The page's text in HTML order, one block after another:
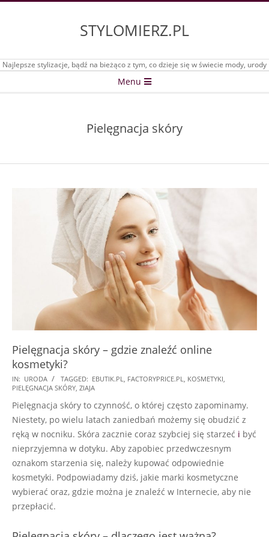
STYLOMIERZ.PL
Najlepsze stylizacje, bądź na bieżąco z tym, co dzieje się w świecie mody, urody
Menu
Pielęgnacja skóry
Pielęgnacja skóry – gdzie znaleźć online
kosmetyki?
2018-
09-
19
IN: URODA TAGGED: EBUTIK.PL FACTORYPRICE.PL KOSMETYKI
PIELĘGNACJA SKÓRY ZIAJA
Pielęgnacja skóry to czynność, o której często zapominamy.
Niestety, po wielu latach zaniedbań możemy się obudzić z
ręką w nocniku. Skóra zacznie coraz szybciej się starzeć i być
nieprzyjemna w dotyku. Aby zapobiec przedwczesnym
oznakom starzenia się, należy kupować odpowiednie
kosmetyki. Podpowiadamy dziś, jakie marki kosmetyczne
wybierać oraz, gdzie można je znaleźć w Internecie, aby nie
przepłacić.